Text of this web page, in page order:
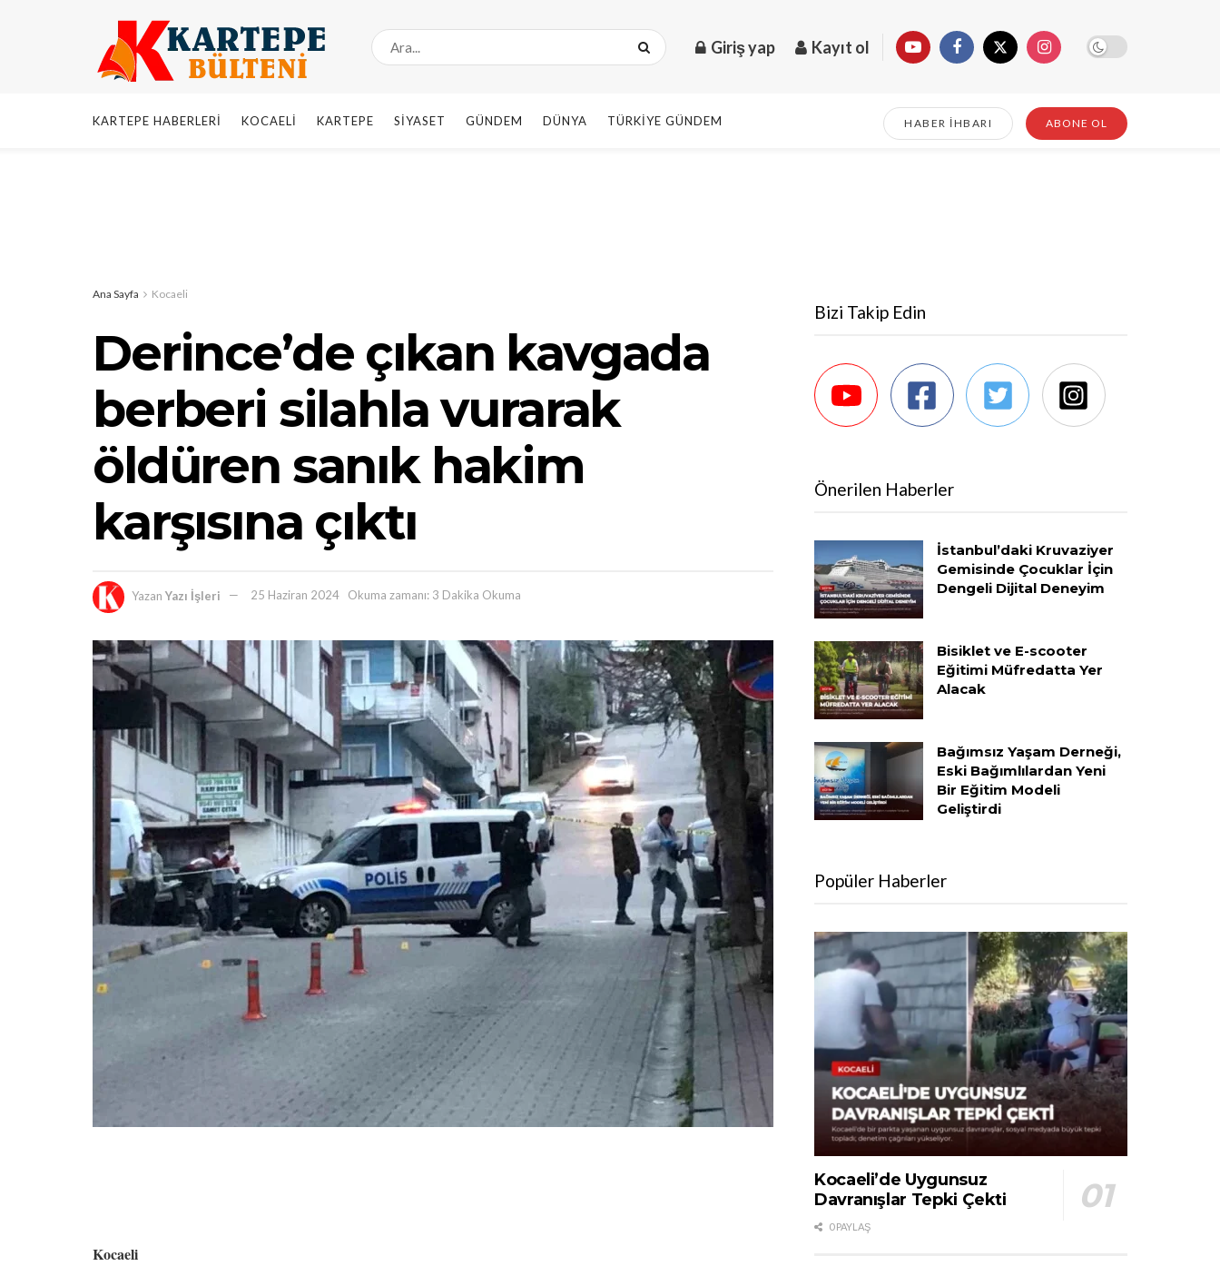
Giriş yap Kayıt ol
KARTEPE HABERLERI KOCAELI KARTEPE SIYASET GÜNDEM DÜNYA TÜRKIYE GÜNDEM HABER İHBARI ABONE OL
Ana Sayfa Kocaeli
Derince’de çıkan kavgada
berberi silahla vurarak
öldüren sanık hakim
karşısına çıktı
Yazan Yazı İşleri 25 Haziran 2024 Okuma zamanı: 3 Dakika Okuma
Kocaeli
Bizi Takip Edin
Önerilen Haberler
İstanbul’daki Kruvaziyer
Gemisinde Çocuklar İçin
Dengeli Dijital Deneyim
Bisiklet ve E-scooter
Eğitimi Müfredatta Yer
Alacak
Bağımsız Yaşam Derneği,
Eski Bağımlılardan Yeni
Bir Eğitim Modeli
Geliştirdi
Popüler Haberler
Kocaeli’de Uygunsuz
Davranışlar Tepki Çekti
0 PAYLAŞ